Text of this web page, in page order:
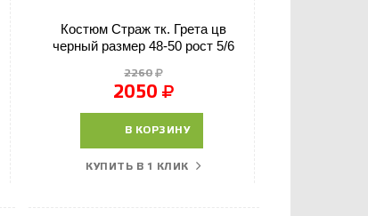
Костюм Страж тк. Грета цв
черный размер 48-50 рост 5/6
2260
2050
В КОРЗИНУ
КУПИТЬ В 1 КЛИК